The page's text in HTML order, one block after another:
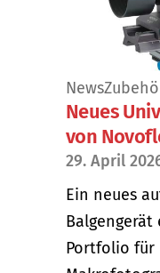
News
Neues
von
29. April
Ein neues
Balgengerät
Portfolio für